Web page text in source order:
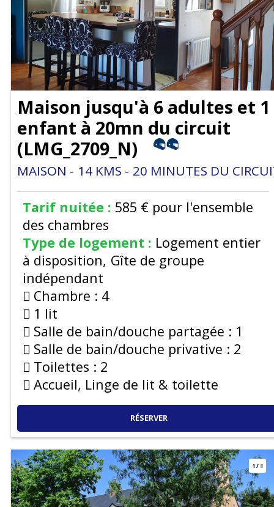
Maison jusqu'à 6 adultes et 1
enfant à 20mn du circuit
(LMG_2709_N)
MAISON 14 KMS 20 MINUTES DU
Tarif nuitée : 585 € pour l'ensemble
des chambres
Type de logement : Logement entier
à disposition Gîte de groupe
indépendant
Chambre : 4
1 lit
Salle de bain/douche partagée : 1
Salle de bain/douche privative : 2
Toilettes : 2
Accueil, Linge de lit & toilette
RÉSERVER
1/8